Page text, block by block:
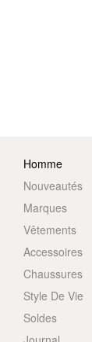
Homme
Nouveautés
Marques
Vêtements
Accessoires
Chaussures
Style De Vie
Soldes